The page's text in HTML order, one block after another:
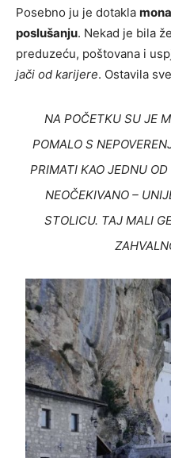
Posebno ju je dotakla
poslušanju. Nekad je bila
preduzeću, poštovana i
jači od karijere. Ostavila
NA POČETKU SU JE
POMALO S
PRIMATI KAO JEDNU
NEOČEKIVANO –
STOLICU. TAJ MALI